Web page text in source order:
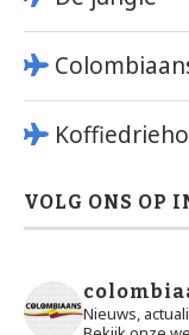
VOLG ONS OP
Nieuws,